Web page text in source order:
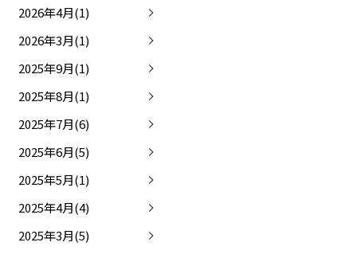
2026年4月(1)
2026年3月(1)
2025年9月(1)
2025年8月(1)
2025年7月(6)
2025年6月(5)
2025年5月(1)
2025年4月(4)
2025年3月(5)